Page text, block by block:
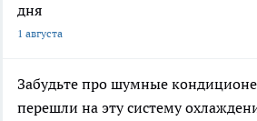
дня
1 августа
Забудьте про шумные
перешли на эту систему